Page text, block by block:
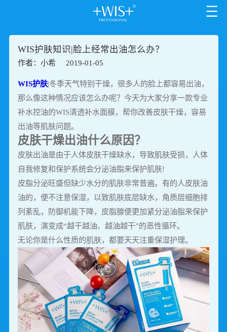
WIS护肤知识|脸上经常出油怎么办？
作者：小希 2019-01-05
WIS护肤|冬季天气特别干燥，很多人的脸上都容易出油，
那么像这种情况应该怎么办呢？今天为大家分享一款专业
补水控油的WIS清透补水面膜，帮你改善皮肤干燥，容易
出油等肌肤问题。
皮肤干燥出油什么原因？
皮肤出油是由于人体皮肤干燥缺水，导致肌肤受损，人体
自我修复和保护系统会分泌油脂来保护肌肤!
皮脂分泌旺盛但缺少水分的肌肤非常普遍。有的人皮肤油
油的，便不注意保湿，以致肌肤底层缺水，角质层细胞排
列紊乱，防御机能下降，皮脂腺便更加紧分泌油脂来保护
肌肤，演变成“越干越油、越油越干”的恶性循环。
无论你是什么性质的肌肤，都要天天注重保湿护理。